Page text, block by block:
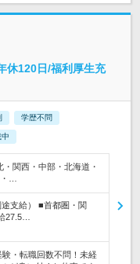
休120日/福利厚生充
学歴不問
関西・中部・北海道・
…
支給） ■首都圏・関
27.5…
・転職回数不問！未経